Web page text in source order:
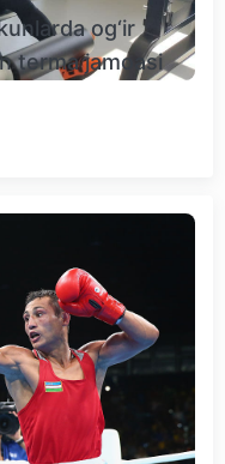
og‘ir
terma jamoasi